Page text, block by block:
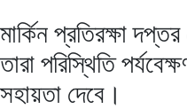
মার্কিন প্রতিরক্ষা
তারা পরিস্থিতি
সহায়তা দেবে।